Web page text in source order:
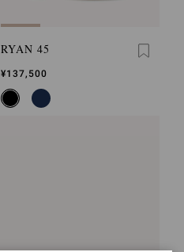
RYAN 45
¥137,500